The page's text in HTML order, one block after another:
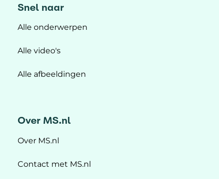
Snel naar
Alle onderwerpen
Alle video's
Alle afbeeldingen
Over MS.nl
Over MS.nl
Contact met MS.nl